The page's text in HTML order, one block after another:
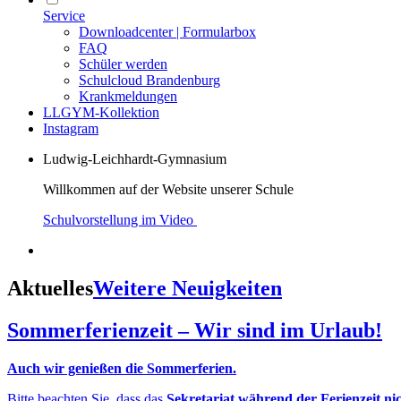
Service
Downloadcenter | Formularbox
FAQ
Schüler werden
Schulcloud Brandenburg
Krankmeldungen
LLGYM-Kollektion
Instagram
Ludwig-Leichhardt-Gymnasium
Willkommen auf der Website unserer Schule
Schulvorstellung im Video
AktuellesWeitere Neuigkeiten
Sommerferienzeit – Wir sind im Urlaub!
Auch wir genießen die Sommerferien.